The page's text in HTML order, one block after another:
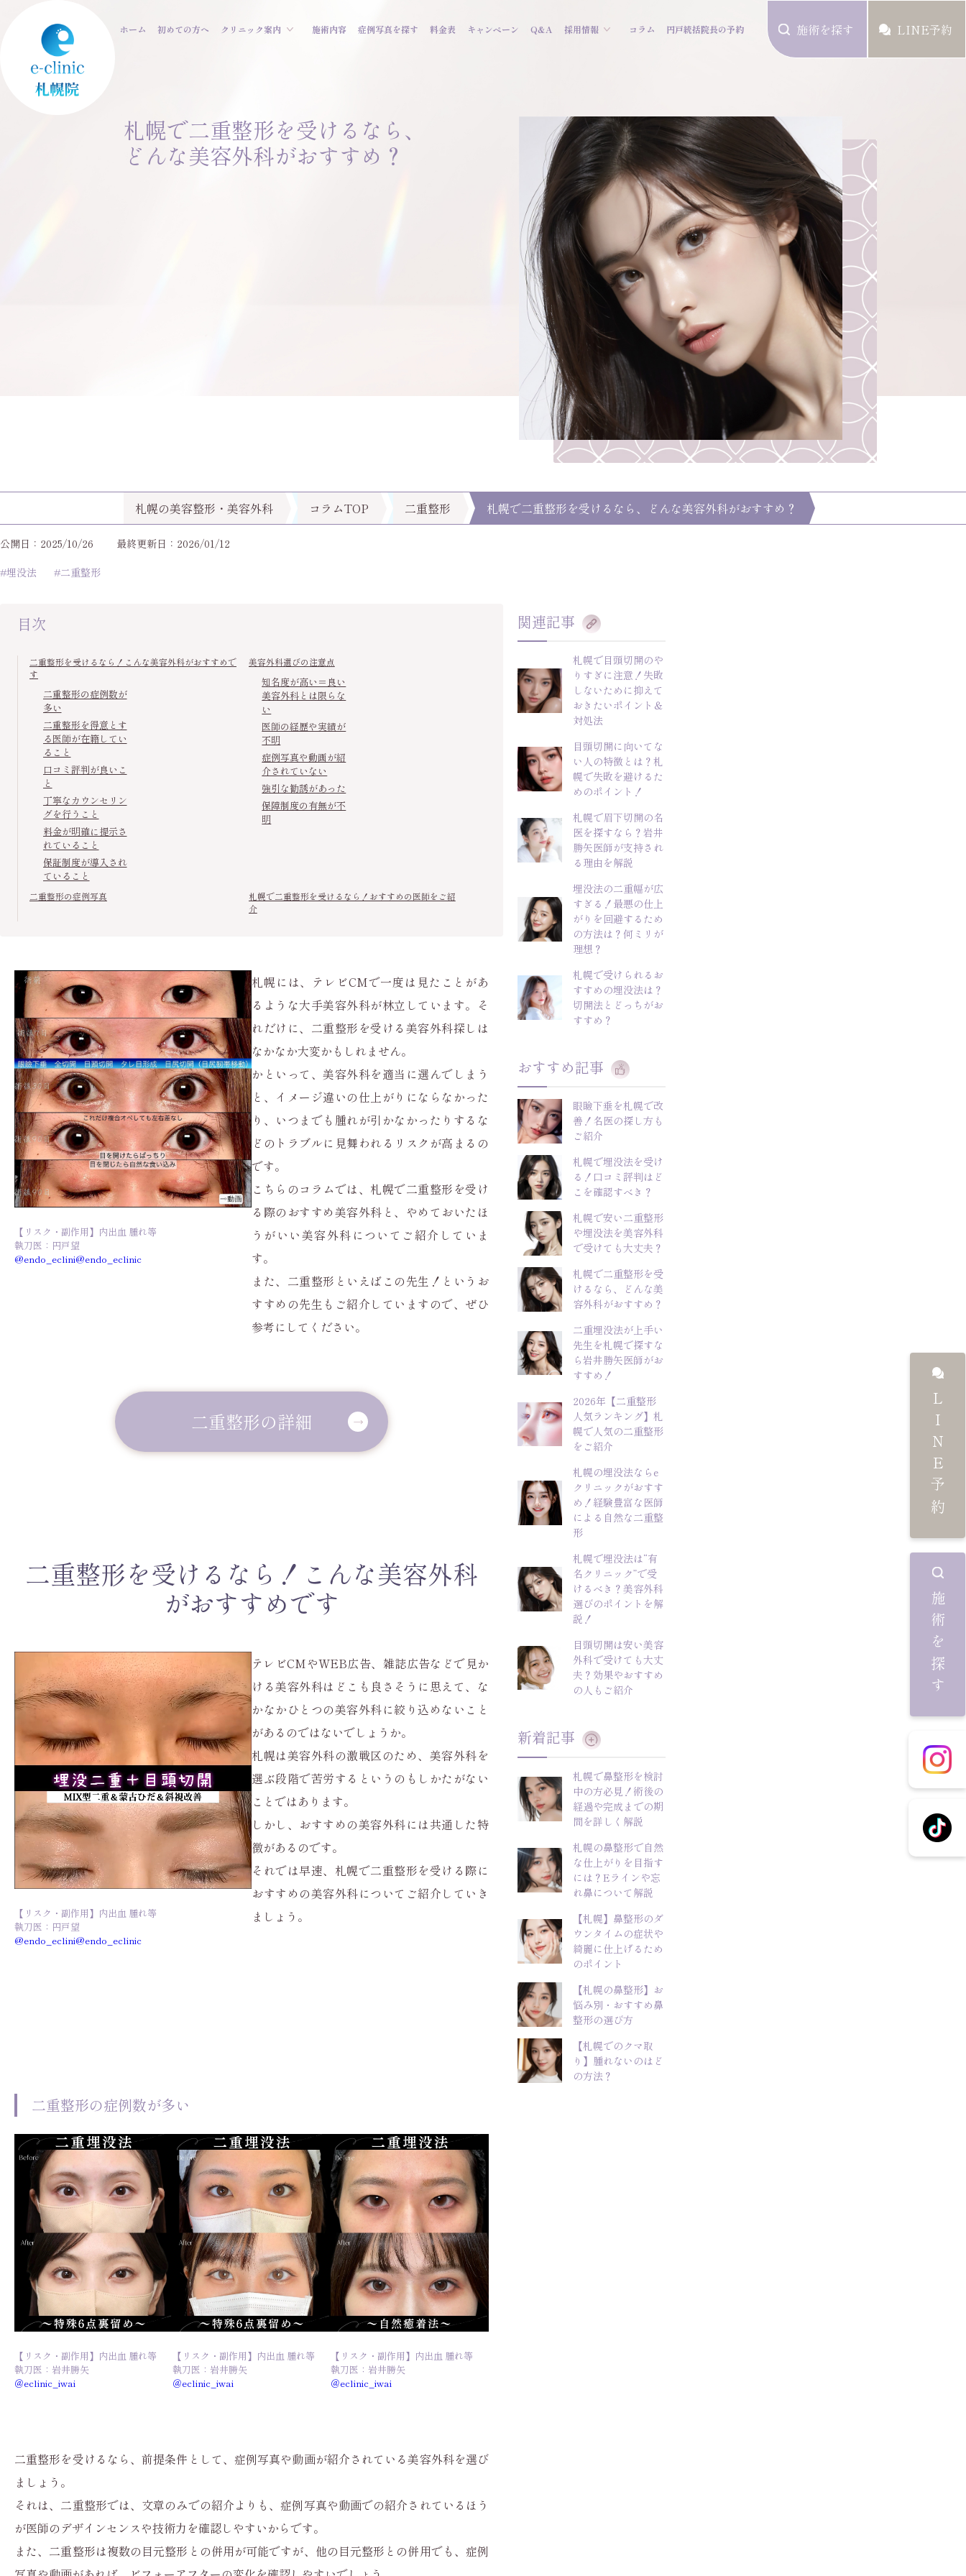
ホーム 初めての方へ クリニック案内 施術内容 症例写真を探す 料金表 キャンペーン Q&A 採用情報 コラム 円戸統括院長の予約 施術を探す LINE予約
札幌で二重整形を受けるなら、
どんな美容外科がおすすめ？
札幌の美容整形・美容外科 コラムTOP 二重整形 札幌で二重整形を受けるなら、どんな美容外科がおすすめ？
公開日：2025/10/26
最終更新日：2026/01/12
#埋没法
#二重整形
目次
二重整形を受けるなら！こんな美容外科がおすすめで
す
二重整形の症例数が
多い
二重整形を得意とす
る医師が在籍してい
ること
口コミ評判が良いこ
と
丁寧なカウンセリン
グを行うこと
料金が明確に提示さ
れていること
保証制度が導入され
ていること
美容外科選びの注意点
知名度が高い＝良い
美容外科とは限らな
い
医師の経歴や実績が
不明
症例写真や動画が紹
介されていない
強引な勧誘があった
保障制度の有無が不
明
二重整形の症例写真
札幌で二重整形を受けるなら！おすすめの医師をご紹
介
【リスク・副作用】内出血 腫れ等
執刀医：円戸望
@endo_eclini@endo_eclinic
札幌には、テレビCMで一度は見たことがあ
るような大手美容外科が林立しています。そ
れだけに、二重整形を受ける美容外科探しは
なかなか大変かもしれません。
かといって、美容外科を適当に選んでしまう
と、イメージ違いの仕上がりにならなかった
り、いつまでも腫れが引かなかったりするな
どのトラブルに見舞われるリスクが高まるの
です。
こちらのコラムでは、札幌で二重整形を受け
る際のおすすめ美容外科と、やめておいたほ
うがいい美容外科についてご紹介していま
す。
また、二重整形といえばこの先生！というお
すすめの先生もご紹介していますので、ぜひ
参考にしてください。
二重整形の詳細
二重整形を受けるなら！こんな美容外科
がおすすめです
【リスク・副作用】内出血 腫れ等
執刀医：円戸望
@endo_eclini@endo_eclinic
テレビCMやWEB広告、雑誌広告などで見か
ける美容外科はどこも良さそうに思えて、な
かなかひとつの美容外科に絞り込めないこと
があるのではないでしょうか。
札幌は美容外科の激戦区のため、美容外科を
選ぶ段階で苦労するというのもしかたがない
ことではあります。
しかし、おすすめの美容外科には共通した特
徴があるのです。
それでは早速、札幌で二重整形を受ける際に
おすすめの美容外科についてご紹介していき
ましょう。
二重整形の症例数が多い
【リスク・副作用】内出血 腫れ等
執刀医：岩井勝矢
＠eclinic_iwai
【リスク・副作用】内出血 腫れ等
執刀医：岩井勝矢
＠eclinic_iwai
【リスク・副作用】内出血 腫れ等
執刀医：岩井勝矢
＠eclinic_iwai
二重整形を受けるなら、前提条件として、症例写真や動画が紹介されている美容外科を選び
ましょう。
それは、二重整形では、文章のみでの紹介よりも、症例写真や動画での紹介されているほう
が医師のデザインセンスや技術力を確認しやすいからです。
また、二重整形は複数の目元整形との併用が可能ですが、他の目元整形との併用でも、症例
関連記事
札幌で目頭切開のや
りすぎに注意！失敗
しないために抑えて
おきたいポイント＆
対処法
目頭切開に向いてな
い人の特徴とは？札
幌で失敗を避けるた
めのポイント！
札幌で眉下切開の名
医を探すなら？岩井
勝矢医師が支持され
る理由を解説
埋没法の二重幅が広
すぎる！最悪の仕上
がりを回避するため
の方法は？何ミリが
理想？
札幌で受けられるお
すすめの埋没法は？
切開法とどっちがお
すすめ？
おすすめ記事
眼瞼下垂を札幌で改
善！名医の探し方も
ご紹介
札幌で埋没法を受け
る！口コミ評判はど
こを確認すべき？
札幌で安い二重整形
や埋没法を美容外科
で受けても大丈夫？
札幌で二重整形を受
けるなら、どんな美
容外科がおすすめ？
二重埋没法が上手い
先生を札幌で探すな
ら岩井勝矢医師がお
すすめ！
2026年【二重整形
人気ランキング】札
幌で人気の二重整形
をご紹介
札幌の埋没法ならe
クリニックがおすす
め！経験豊富な医師
による自然な二重整
形
札幌で埋没法は“有
名クリニック”で受
けるべき？美容外科
選びのポイントを解
説！
目頭切開は安い美容
外科で受けても大丈
夫？効果やおすすめ
の人もご紹介
新着記事
札幌で鼻整形を検討
中の方必見！術後の
経過や完成までの期
間を詳しく解説
札幌の鼻整形で自然
な仕上がりを目指す
には？Eラインや忘
れ鼻について解説
【札幌】鼻整形のダ
ウンタイムの症状や
綺麗に仕上げるため
のポイント
【札幌の鼻整形】お
悩み別・おすすめ鼻
整形の選び方
【札幌でのクマ取
り】腫れないのはど
の方法？
LINE予約
施術を探す